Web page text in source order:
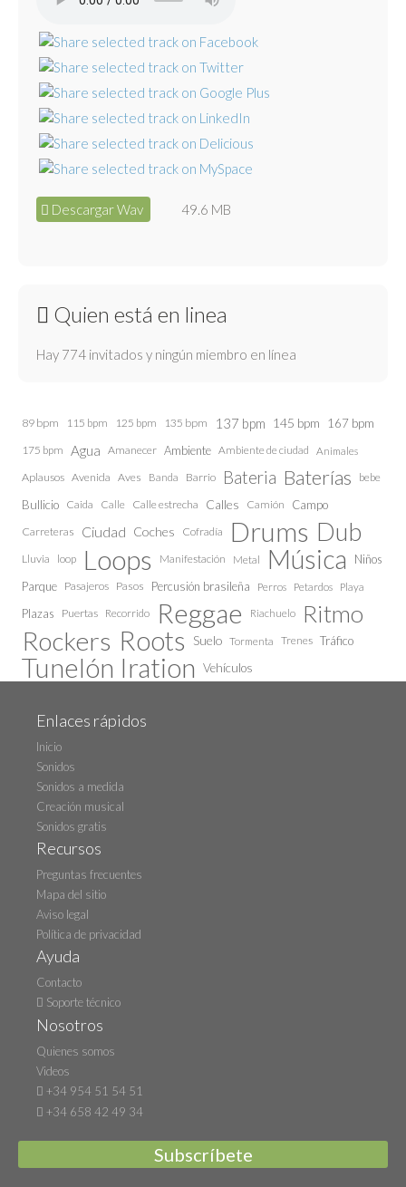
Descargar Wav 49.6 MB
Quien está en linea
Hay 774 invitados y ningún miembro en línea
89 bpm 115 bpm 125 bpm 135 bpm 137 bpm 145 bpm 167 bpm
175 bpm Agua Amanecer Ambiente Ambiente de ciudad Animales
Aplausos Avenida Aves Banda Barrio Bateria Baterías bebe
Bullicio Caida Calle Calle estrecha Calles Camión Campo
Carreteras Ciudad Coches Cofradía Drums Dub
Lluvia loop Loops Manifestación Metal Música
Niños
Parque Pasajeros Pasos Percusión brasileña Perros Petardos Playa
Plazas Puertas Recorrido Reggae Riachuelo Ritmo
Rockers Roots Suelo Tormenta Trenes Tráfico
Tunelón Iration Vehículos
Enlaces rápidos
Inicio
Sonidos
Sonidos a medida
Creación musical
Sonidos gratis
Recursos
Preguntas frecuentes
Mapa del sitio
Aviso legal
Política de privacidad
Ayuda
Contacto
Soporte técnico
Nosotros
Quienes somos
Videos
+34 954 51 54 51
+34 658 42 49 34
Subscríbete